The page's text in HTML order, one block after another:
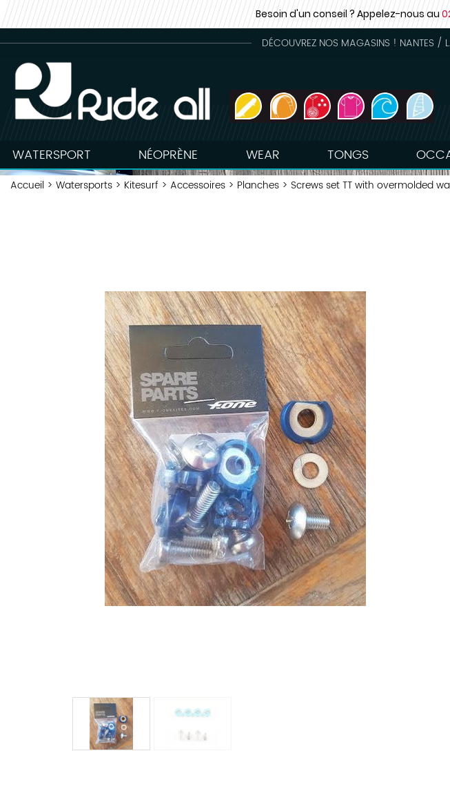
Besoin d'un conseil ? Appelez-nous au
DÉCOUVREZ NOS MAGASINS ! NANTES /
WATERSPORT NÉOPRÈNE WEAR TONGS
Accueil > Watersports > Kitesurf > Accessoires > Planches > Screws set TT with overmolded